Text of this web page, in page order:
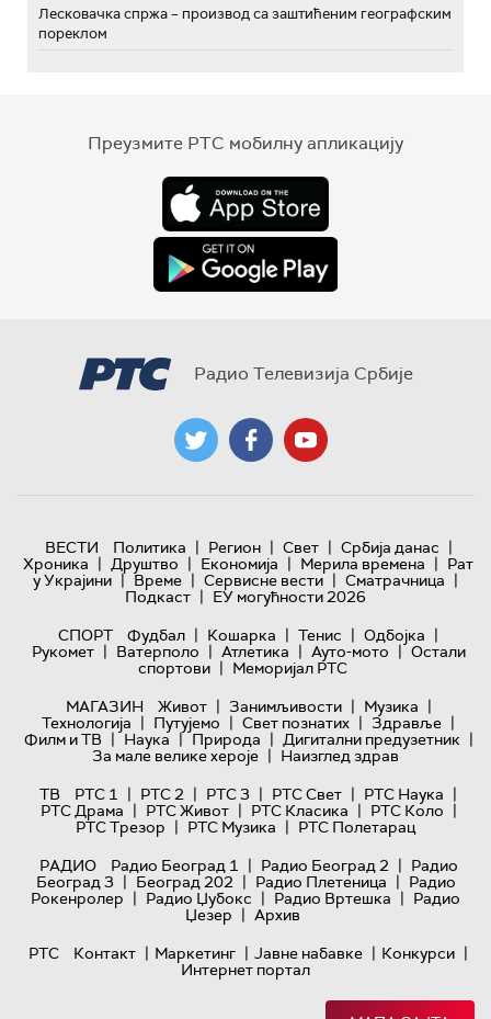
Лесковачка спржа – производ са заштићеним географским
пореклом
Преузмите РТС мобилну апликацију
Радио Телевизија Србије
ВЕСТИ Политика | Регион | Свет | Србија данас |
Хроника | Друштво | Економија | Мерила времена | Рат
у Украјини | Време | Сервисне вести | Сматрачница |
Подкаст | ЕУ могућности 2026
СПОРТ
Фудбал | Кошарка | Тенис | Одбојка |
Рукомет | Ватерполо | Атлетика | Ауто-мото | Остали
спортови | Меморијал РТС
МАГАЗИН
Живот | Занимљивости | Музика |
Технологијa | Путујемо | Свет познатих | Здравље |
Филм и ТВ | Наука | Природа | Дигитални предузетник |
За мале велике хероје | Наизглед здрав
ТВ
РТС 1 | РТС 2 | РТС 3 | РТС Свет | РТС Наука |
РТС Драма | РТС Живот | РТС Класика | РТС Коло |
РТС Трезор | РТС Музика | РТС Полетарац
РАДИО
Радио Београд 1 | Радио Београд 2 | Радио
Београд 3 | Београд 202 | Радио Плетеница | Радио
Рокенролер | Радио Џубокс | Радио Вртешка | Радио
Џезер | Архив
РТС
Контакт | Маркетинг | Јавне набавке | Конкурси |
Интернет портал